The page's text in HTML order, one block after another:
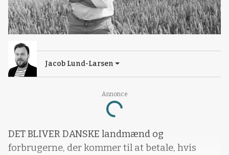
Annonce
Loading...
Jacob Lund-Larsen
DET BLIVER DANSKE landmænd og
forbrugerne, der kommer til at betale, hvis